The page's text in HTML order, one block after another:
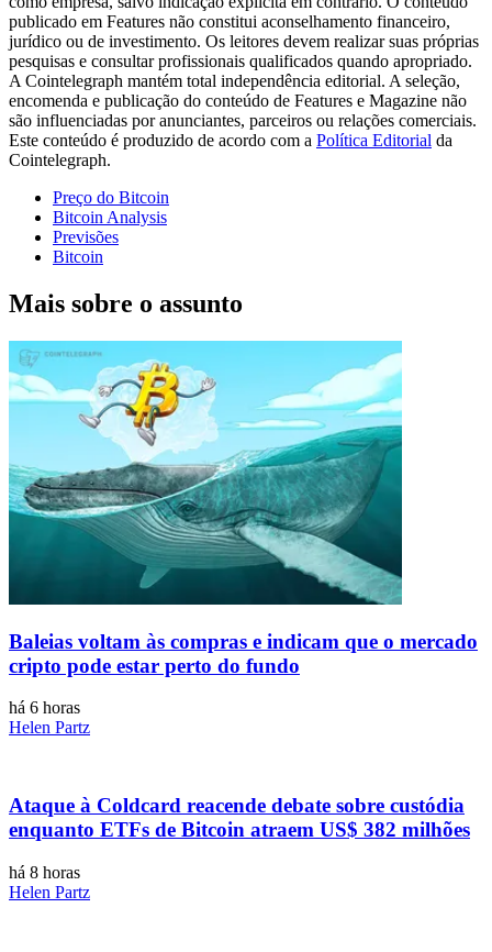
publicado em Features não constitui aconselhamento financeiro,
jurídico ou de investimento. Os leitores devem realizar suas próprias
pesquisas e consultar profissionais qualificados quando apropriado.
A Cointelegraph mantém total independência editorial. A seleção,
encomenda e publicação do conteúdo de Features e Magazine não
são influenciadas por anunciantes, parceiros ou relações comerciais.
Este conteúdo é produzido de acordo com a Política Editorial da
Cointelegraph.
Preço do Bitcoin
Bitcoin Analysis
Previsões
Bitcoin
Mais sobre o assunto
Baleias voltam às compras e indicam que o mercado
cripto pode estar perto do fundo
há 6 horas
Helen Partz
Ataque à Coldcard reacende debate sobre custódia
enquanto ETFs de Bitcoin atraem US$ 382 milhões
há 8 horas
Helen Partz